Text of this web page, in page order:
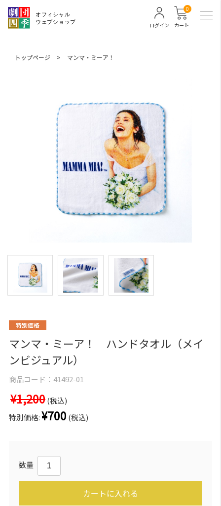
カート
0
ログイン
トップページ > マンマ・ミーア！
マンマ・ミーア！ ハンドタオル（メイ
ンビジュアル）
商品コード： 41492-01
¥1,200(税込)
特別価格:¥700 (税込)
数量
カートに入れる